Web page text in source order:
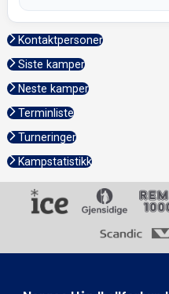
Kontaktpersoner
Siste kamper
Neste kamper
Terminliste
Turneringer
Kampstatistikk